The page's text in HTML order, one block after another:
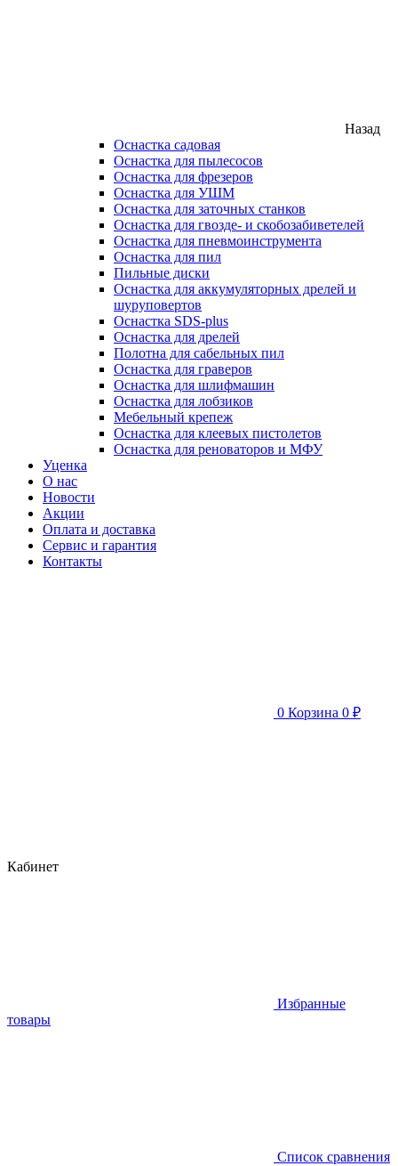
Назад
Оснастка садовая
Оснастка для пылесосов
Оснастка для фрезеров
Оснастка для УШМ
Оснастка для заточных станков
Оснастка для гвозде- и скобозабиветелей
Оснастка для пневмоинструмента
Оснастка для пил
Пильные диски
Оснастка для аккумуляторных дрелей и
шуруповертов
Оснастка SDS-plus
Оснастка для дрелей
Полотна для сабельных пил
Оснастка для граверов
Оснастка для шлифмашин
Оснастка для лобзиков
Мебельный крепеж
Оснастка для клеевых пистолетов
Оснастка для реноваторов и МФУ
Уценка
О нас
Новости
Акции
Оплата и доставка
Сервис и гарантия
Контакты
0 Корзина 0 ₽
Кабинет
Избранные
товары
Список сравнения